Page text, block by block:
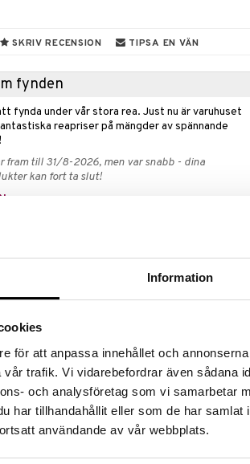
Information
för att anpassa innehållet och
trafik. Vi vidarebefordrar även sådana
och analysföretag som vi samarbetar
har tillhandahållit eller som de har
användande av vår webbplats.
SKRIV RECENSION TIPSA EN VÄN
fynden
fynda under vår stora rea. Just nu är varuhuset
reapriser på mängder av spännande
fram till 31/8-2026, men var snabb - dina
kan fort ta slut!
»
liv i färgen, minskar frizzighet och gör håret mer
Spray är en professionell fuktgivande spray för
och leave-in-spray förstärker och skyddar
glänsande och oemotståndligt mjukt att ta
för att stödja din hårfärgningsresa och hjälpa
färgens livfullhet och säkerställa en varaktig,
färglyster för medelfint till fint färgat hår.
att kontrollera oxideringsprocessen efter färgning